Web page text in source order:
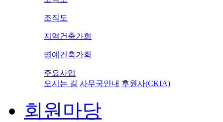
조직도
지역건축가회
명예건축가회
주요사업
오시는 길 사무국안내 후원사(CKIA)
회원마당